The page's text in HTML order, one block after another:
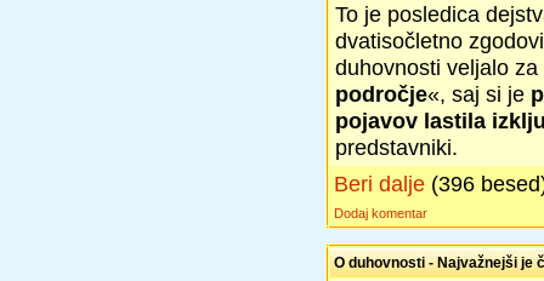
To je posledica
dvatisočletno
duhovnosti veljalo
področje«, saj si je
pojavov lastila
predstavniki.
Beri dalje (396
Dodaj komentar
O duhovnosti - Najvažnejši je